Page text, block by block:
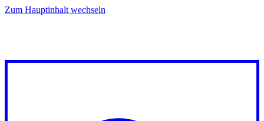
Zum Hauptinhalt wechseln